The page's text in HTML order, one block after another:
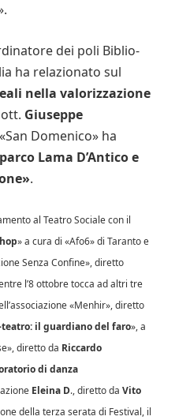
dei poli Biblio-
ha relazionato sul
nella valorizzazione
Giuseppe
Domenico» ha
Lama D’Antico e
.
al Teatro Sociale con il
» a cura di «Afo6» di Taranto e
Senza Confine», diretto
l’8 ottobre tocca ad altri tre
«Menhir», diretto
teatro: il guardiano del faro», a
diretto da Riccardo
di danza
Eleina D., diretto da Vito
della terza serata di Festival, il